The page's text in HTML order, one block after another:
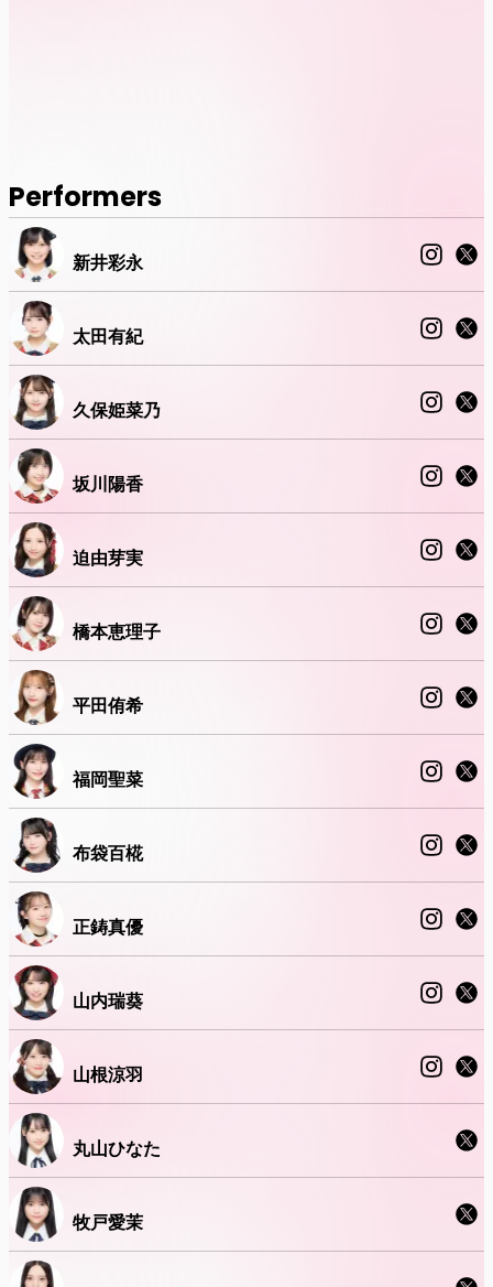
Performers
新井彩永
太田有紀
久保姫菜乃
坂川陽香
迫由芽実
橋本恵理子
平田侑希
福岡聖菜
布袋百椛
正鋳真優
山内瑞葵
山根涼羽
丸山ひなた
牧戸愛茉